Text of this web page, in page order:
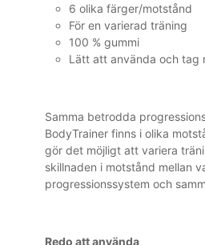
6 olika färger/motstånd
För en varierad träning
100 % gummi
Lätt att använda och tag
Samma betrodda
BodyTrainer finns i olika
gör det möjligt att variera
skillnaden i motstånd mellan
progressionssystem och
Redo att använda